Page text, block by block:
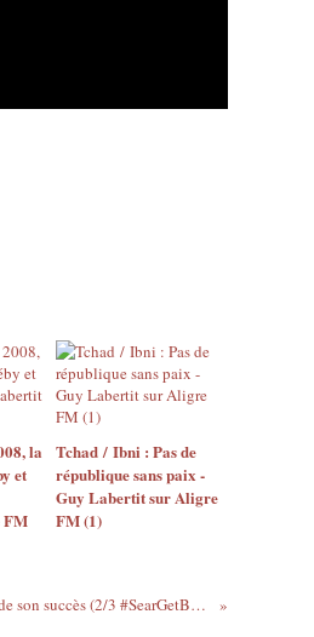
la
et
FM
Tchad / Ibni : Pas de
république sans paix -
Guy Labertit sur Aligre
FM (1)
#ORLR / Kenzy & les secrets de son succès (2/3 #SearGetBusy #MinistèreAmer #Cachin)